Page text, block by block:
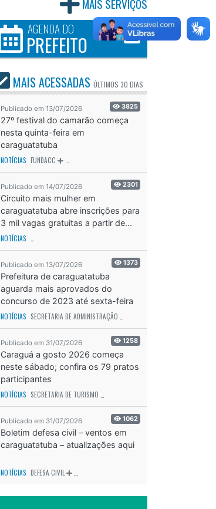
MAIS SERVIÇOS
AGENDA DO
PREFEITO
MAIS ACESSADAS ÚLTIMOS 30 DIAS
Publicado em 13/07/2026 3825
27º festival do camarão começa
nesta quinta-feira em
caraguatatuba
NOTÍCIAS FUNDACC
Publicado em 14/07/2026 2301
Circuito mais mulher em
caraguatatuba abre inscrições para
3 mil vagas gratuitas a partir de...
NOTÍCIAS
Publicado em 13/07/2026 1373
Prefeitura de caraguatatuba
aguarda mais aprovados do
concurso de 2023 até sexta-feira
(17)
NOTÍCIAS SECRETARIA DE ADMINISTRAÇÃO
Publicado em 31/07/2026 1258
Caraguá a gosto 2026 começa
neste sábado; confira os 79 pratos
participantes
NOTÍCIAS SECRETARIA DE TURISMO
Publicado em 31/07/2026 1062
Boletim defesa civil – ventos em
caraguatatuba – atualizações aqui
NOTÍCIAS DEFESA CIVIL